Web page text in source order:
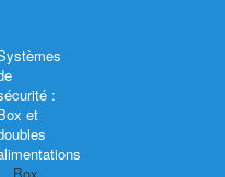
:
et
Box